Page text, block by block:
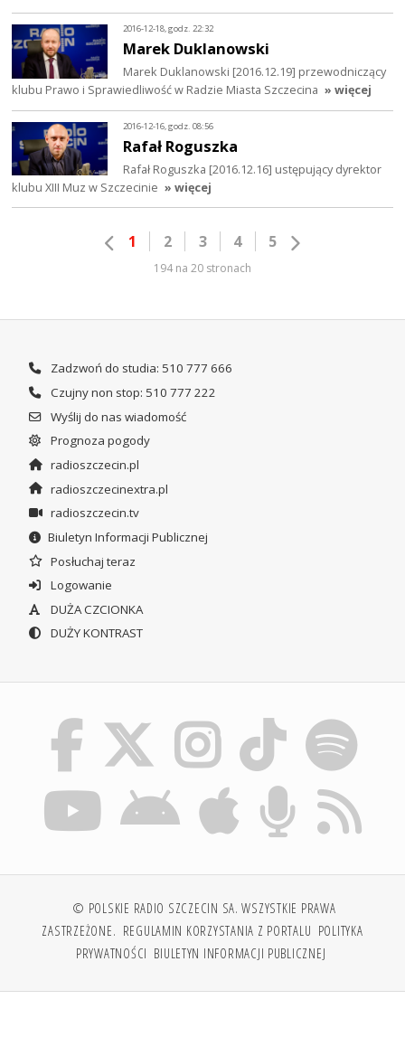
2016-12-18, godz. 22:32
Marek Duklanowski
Marek Duklanowski [2016.12.19] przewodniczący
klubu Prawo i Sprawiedliwość w Radzie Miasta Szczecina » więcej
2016-12-16, godz. 08:56
Rafał Roguszka
Rafał Roguszka [2016.12.16] ustępujący dyrektor
klubu XIII Muz w Szczecinie » więcej
1 2 3 4 5
194 na 20 stronach
Zadzwoń do studia: 510 777 666
Czujny non stop: 510 777 222
Wyślij do nas wiadomość
Prognoza pogody
radioszczecin.pl
radioszczecinextra.pl
radioszczecin.tv
Biuletyn Informacji Publicznej
Posłuchaj teraz
Logowanie
DUŻA CZCIONKA
DUŻY KONTRAST
© POLSKIE RADIO SZCZECIN SA. WSZYSTKIE PRAWA
ZASTRZEŻONE. REGULAMIN KORZYSTANIA Z PORTALU POLITYKA
PRYWATNOŚCI BIULETYN INFORMACJI PUBLICZNEJ